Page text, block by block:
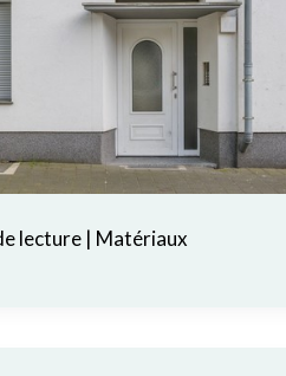
lecture| Matériaux